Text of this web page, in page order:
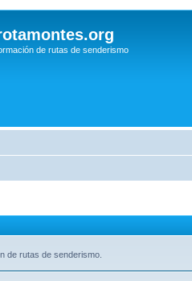
de rutas de senderismo
de rutas de senderismo.